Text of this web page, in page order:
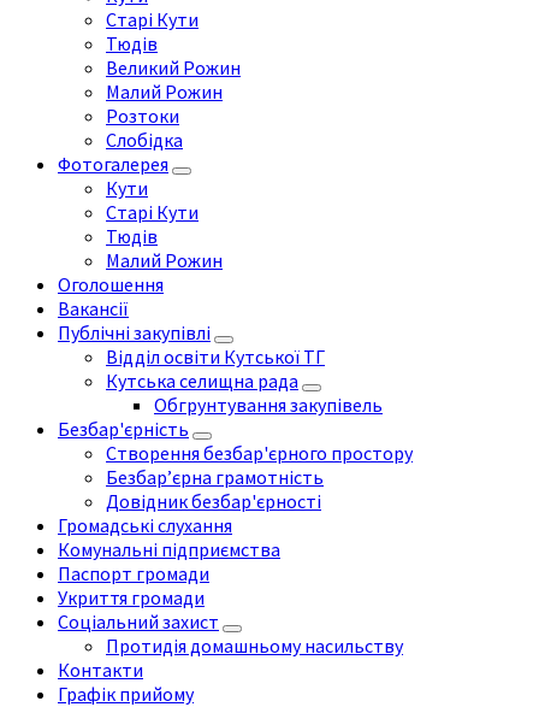
Старі Кути
Тюдів
Великий Рожин
Малий Рожин
Розтоки
Слобідка
Фотогалерея
Кути
Старі Кути
Тюдів
Малий Рожин
Оголошення
Вакансії
Публічні закупівлі
Відділ освіти Кутської ТГ
Кутська селищна рада
Обгрунтування закупівель
Безбар'єрність
Створення безбар'єрного простору
Безбар’єрна грамотність
Довідник безбар'єрності
Громадські слухання
Комунальні підприємства
Паспорт громади
Укриття громади
Соціальний захист
Протидія домашньому насильству
Контакти
Графік прийому